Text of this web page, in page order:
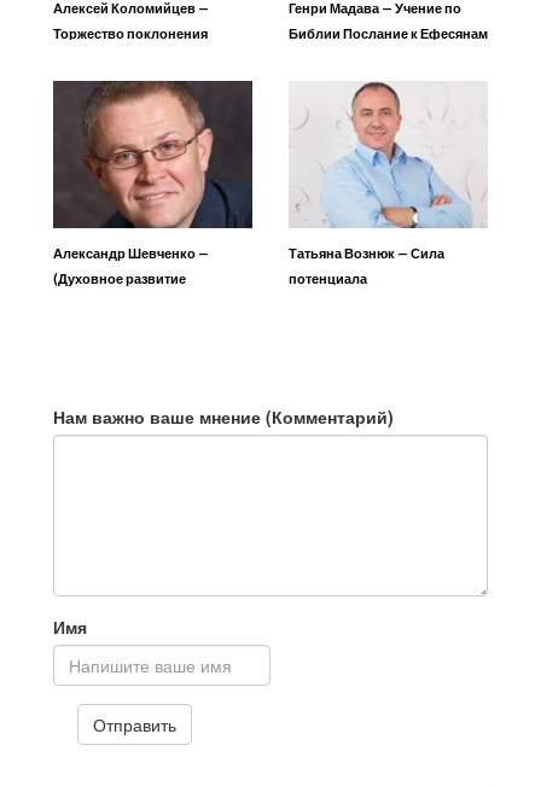
Алексей Коломийцев —
Торжество поклонения
Генри Мадава — Учение по
Библии Послание к Ефесянам
Александр Шевченко —
(Духовное развитие
Татьяна Вознюк — Сила
потенциала
Нам важно ваше мнение (Комментарий)
Имя